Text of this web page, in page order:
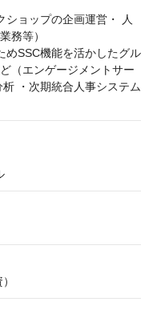
ショップの企画運営・ ⼈
務等）
めSSC機能を活かしたグル
（エンゲージメントサー
・次期統合⼈事システム